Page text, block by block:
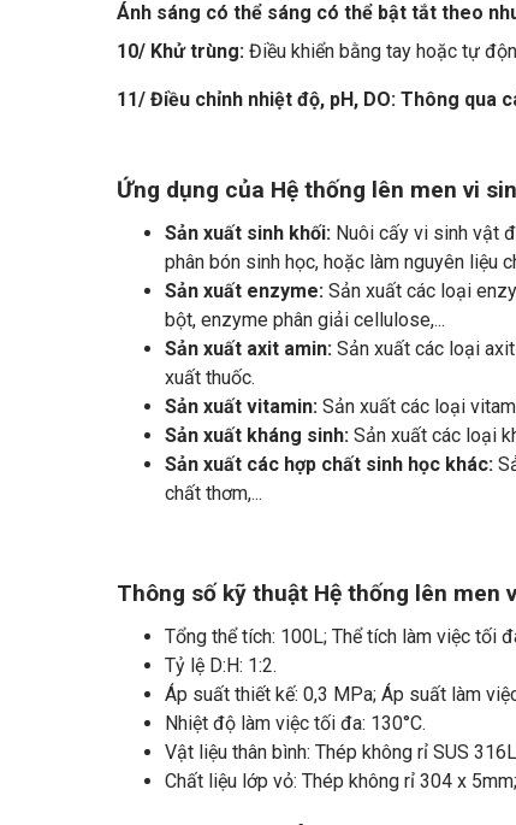
Ánh sáng có thể sáng có thể bật tắt theo
10/ Khử trùng: Điều khiển bằng tay hoặc tự
11/ Điều chỉnh nhiệt độ, pH, DO: Thông qua
Ứng dụng của Hệ thống lên men vi
Sản xuất sinh khối: Nuôi cấy vi sinh vật
phân bón sinh học, hoặc làm nguyên liệu
Sản xuất enzyme: Sản xuất các loại
bột, enzyme phân giải cellulose,...
Sản xuất axit amin: Sản xuất các loại
xuất thuốc.
Sản xuất vitamin: Sản xuất các loại
Sản xuất kháng sinh: Sản xuất các loại
Sản xuất các hợp chất sinh học khác:
chất thơm,...
Thông số kỹ thuật Hệ thống lên men
Tổng thể tích: 100L; Thể tích làm việc tối
Tỷ lệ D:H: 1:2.
Áp suất thiết kế: 0,3 MPa; Áp suất làm
Nhiệt độ làm việc tối đa: 130°C.
Vật liệu thân bình: Thép không rỉ SUS
Chất liệu lớp vỏ: Thép không rỉ 304 x